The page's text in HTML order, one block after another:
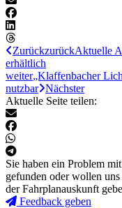
ZurückzurückAktuelle
erhältlich
weiter„Klaffenbacher
nutzbar Nächster
Aktuelle Seite teilen:
Sie haben ein Problem
gefunden oder wollen
der Fahrplanauskunft
Feedback geben